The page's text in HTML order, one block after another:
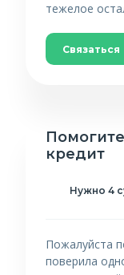
тежелое
Связаться
кредит
Нужно 4
Пожалуйста
поверила